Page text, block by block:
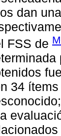
dan
FSS de
34